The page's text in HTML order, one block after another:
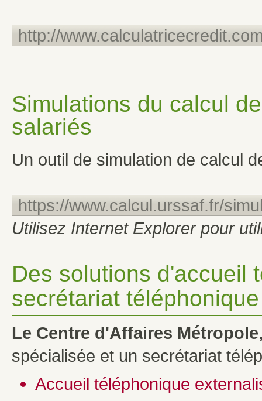
http://
Simulations du calcul
salariés
Un outil de simulation de calcul
https://www.calcul.urssaf.fr/
Utilisez Internet Explorer pour
Des solutions d'accueil
secrétariat téléphonique
Le Centre d'Affaires
spécialisée et un secrétariat
Accueil téléphonique